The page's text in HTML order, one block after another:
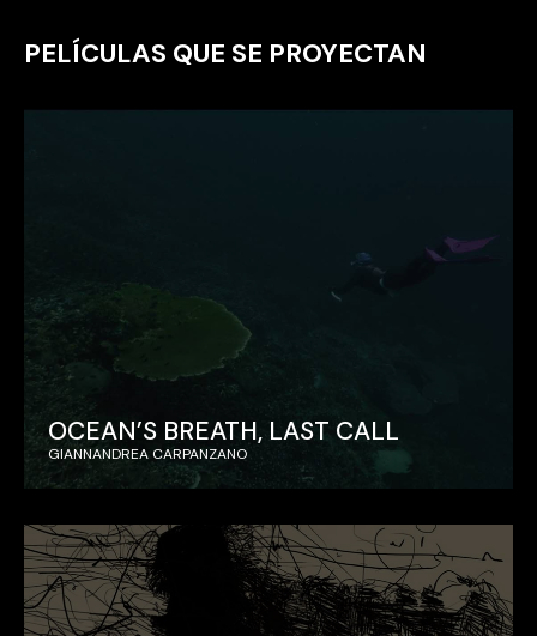
PELÍCULAS QUE SE PROYECTAN
OCEAN’S BREATH, LAST CALL
GIANNANDREA CARPANZANO